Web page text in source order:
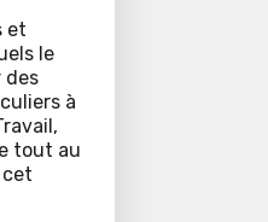
et
le
des
à
tout au
cet